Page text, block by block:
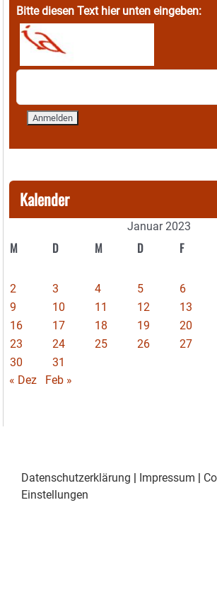
Bitte diesen Text hier unten eingeben:
Kalender
Januar 2023
M D M D F
2
3 4 5 6
9
10 11 12 13
16
17 18 19 20
23
24 25 26 27
30
31
« Dez
Feb »
Datenschutzerklärung | Impressum |
Einstellungen